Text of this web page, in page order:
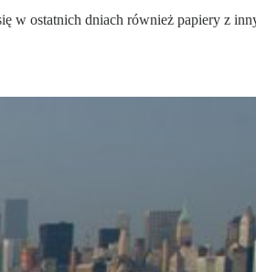
w ostatnich dniach również papiery z